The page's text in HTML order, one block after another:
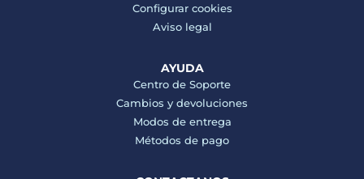
Configurar cookies
Aviso legal
AYUDA
Centro de Soporte
Cambios y devoluciones
Modos de entrega
Métodos de pago